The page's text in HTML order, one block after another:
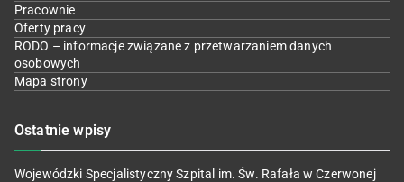
Pracownie
Oferty pracy
RODO – informacje związane z przetwarzaniem danych
osobowych
Mapa strony
Ostatnie wpisy
Wojewódzki Specjalistyczny Szpital im. Św. Rafała w Czerwonej